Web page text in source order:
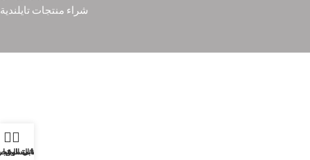
شراء منتجات تايلندية
قائمة
عربة التسوق
حسابي